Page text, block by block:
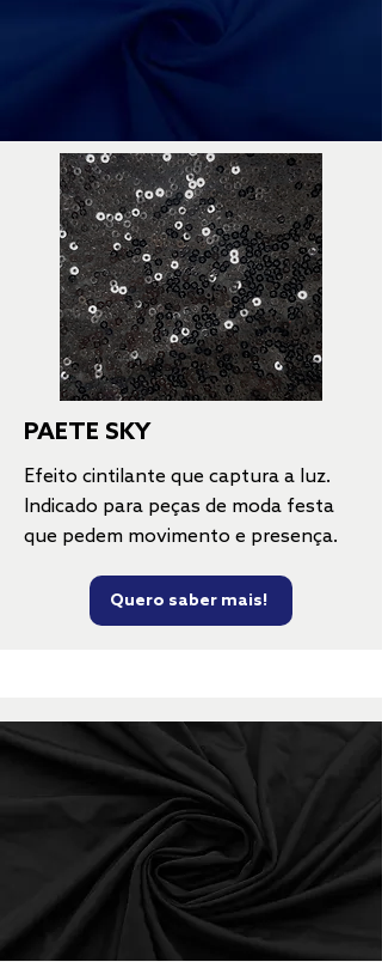
PAETE SKY
Efeito cintilante que captura a luz.
Indicado para peças de moda festa
que pedem movimento e presença.
Quero saber mais!